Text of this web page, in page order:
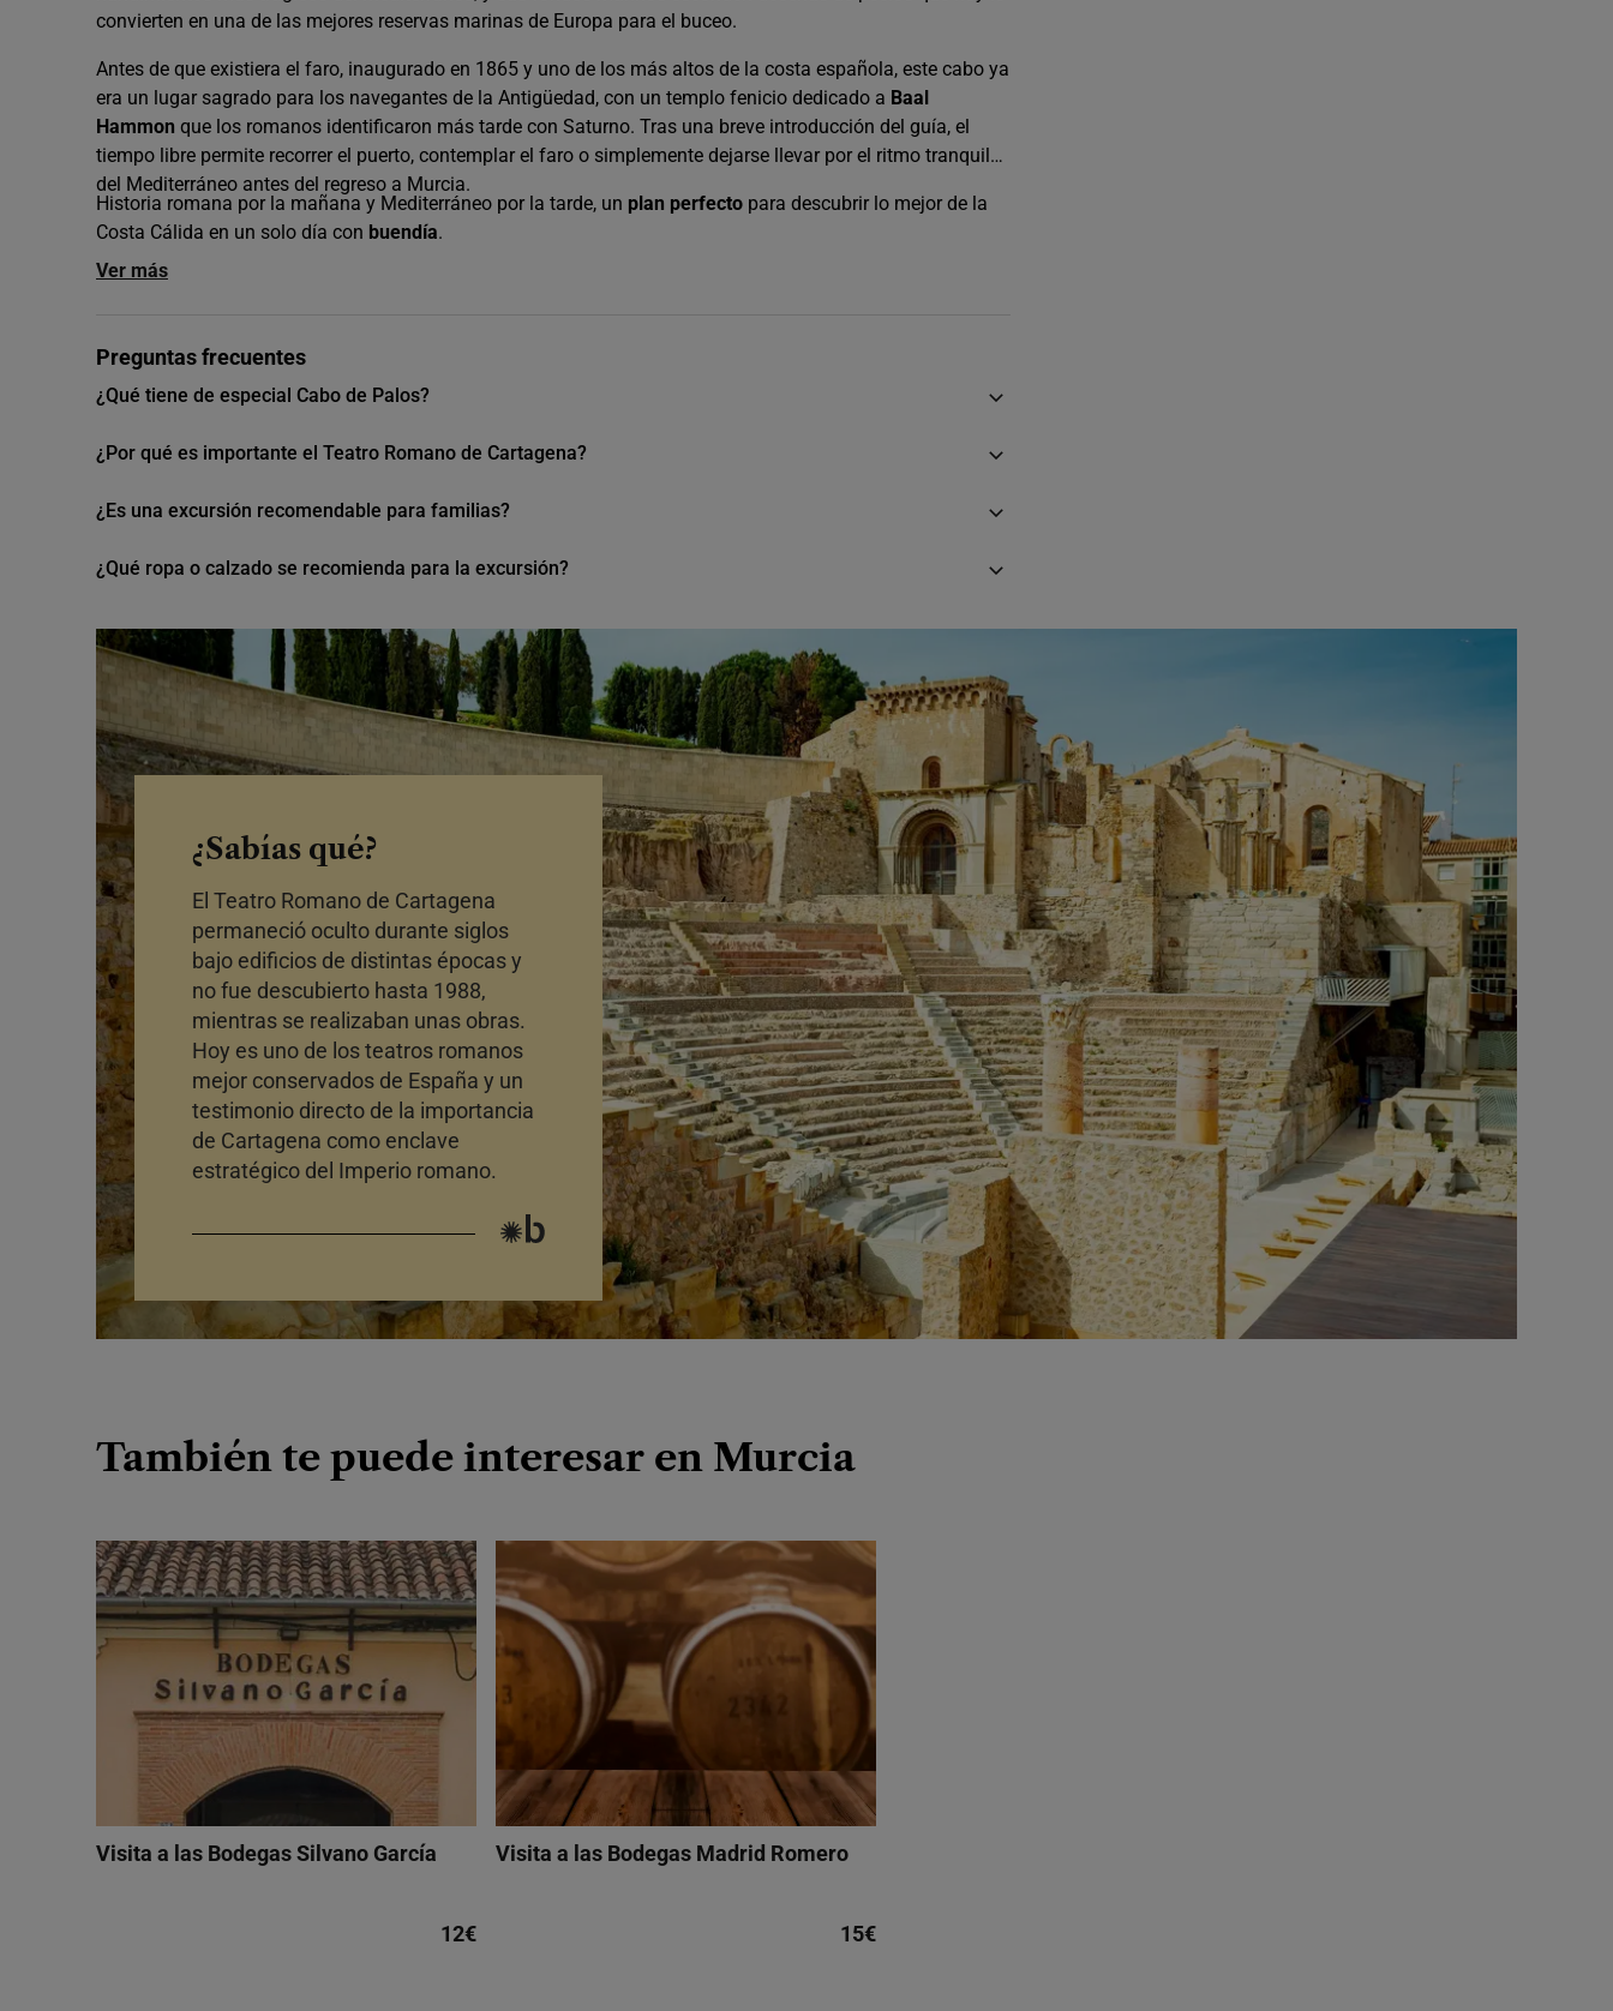
convierten en una de las mejores reservas marinas de Europa para el buceo.
Antes de que existiera el faro, inaugurado en 1865 y uno de los más altos de la costa española, este cabo ya
era un lugar sagrado para los navegantes de la Antigüedad, con un templo fenicio dedicado a Baal
Hammon que los romanos identificaron más tarde con Saturno. Tras una breve introducción del guía, el
tiempo libre permite recorrer el puerto, contemplar el faro o simplemente dejarse llevar por el ritmo tranquilo
del Mediterráneo antes del regreso a Murcia.
Historia romana por la mañana y Mediterráneo por la tarde, un plan perfecto para descubrir lo mejor de la
Costa Cálida en un solo día con buendía.
Ver más
Preguntas frecuentes
¿Qué tiene de especial Cabo de Palos?
¿Por qué es importante el Teatro Romano de Cartagena?
¿Es una excursión recomendable para familias?
¿Qué ropa o calzado se recomienda para la excursión?
¿Sabías qué?
El Teatro Romano de Cartagena
permaneció oculto durante siglos
bajo edificios de distintas épocas y
no fue descubierto hasta 1988,
mientras se realizaban unas obras.
Hoy es uno de los teatros romanos
mejor conservados de España y un
testimonio directo de la importancia
de Cartagena como enclave
estratégico del Imperio romano.
También te puede interesar en Murcia
Visita a las Bodegas Silvano García
12€
Visita a las Bodegas Madrid Romero
15€